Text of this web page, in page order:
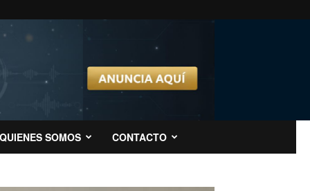
QUIENES SOMOS CONTACTO